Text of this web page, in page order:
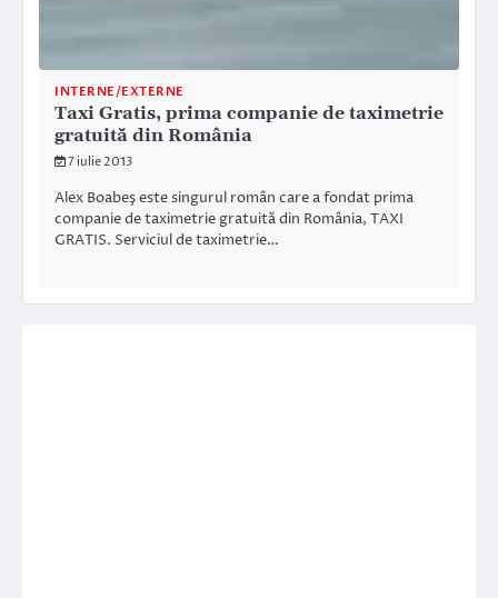
INTERNE/EXTERNE
Taxi Gratis, prima companie de taximetrie
gratuită din România
7 iulie 2013
Alex Boabeş este singurul român care a fondat prima
companie de taximetrie gratuită din România, TAXI
GRATIS. Serviciul de taximetrie…